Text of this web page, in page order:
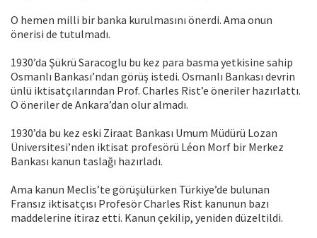
O hemen milli bir banka kurulmasını önerdi. Ama onun
önerisi de tutulmadı.
1930’da Şükrü Saracoglu bu kez para basma yetkisine sahip
Osmanlı Bankası’ndan görüş istedi. Osmanlı Bankası devrin
ünlü iktisatçılarından Prof. Charles Rist’e öneriler hazırlattı.
O öneriler de Ankara’dan olur almadı.
1930’da bu kez eski Ziraat Bankası Umum Müdürü Lozan
Üniversitesi’nden iktisat profesörü Léon Morf bir Merkez
Bankası kanun taslağı hazırladı.
Ama kanun Meclis’te görüşülürken Türkiye’de bulunan
Fransız iktisatçısı Profesör Charles Rist kanunun bazı
maddelerine itiraz etti. Kanun çekilip, yeniden düzeltildi.